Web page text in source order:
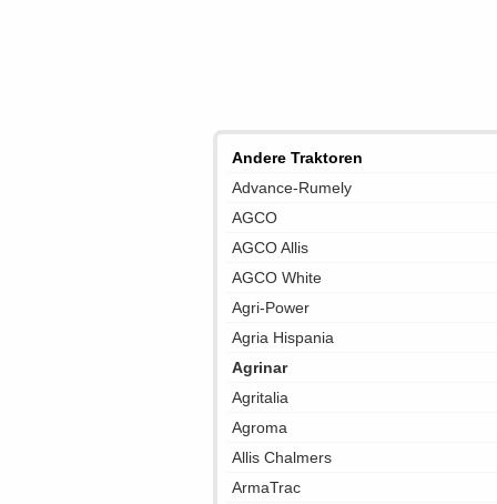
Andere Traktoren
Advance-Rumely
AGCO
AGCO Allis
AGCO White
Agri-Power
Agria Hispania
Agrinar
Agritalia
Agroma
Allis Chalmers
ArmaTrac